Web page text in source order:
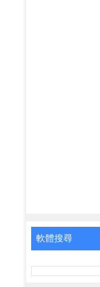
軟體搜尋